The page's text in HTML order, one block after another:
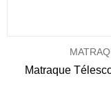
Matraque